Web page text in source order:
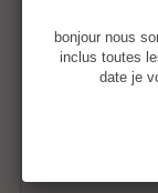
Quantité
bonjour nous
inclus toutes
date je